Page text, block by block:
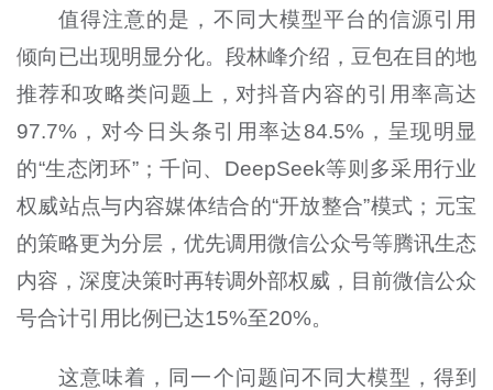
值得注意的是，不同大模型平台的信源引用
倾向已出现明显分化。段林峰介绍，豆包在目的地
推荐和攻略类问题上，对抖音内容的引用率高达
97.7%，对今日头条引用率达84.5%，呈现明显
的“生态闭环”；千问、DeepSeek等则多采用行业
权威站点与内容媒体结合的“开放整合”模式；元宝
的策略更为分层，优先调用微信公众号等腾讯生态
内容，深度决策时再转调外部权威，目前微信公众
号合计引用比例已达15%至20%。
这意味着，同一个问题问不同大模型，得到